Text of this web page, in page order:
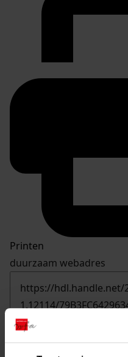
Printen
duurzaam webadres
Inventaris